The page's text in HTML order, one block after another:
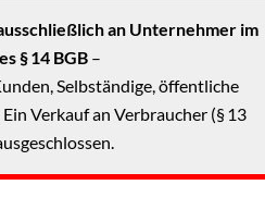
an Unternehmer im
§ 14 BGB –
Selbständige, öffentliche
Verkauf an Verbraucher (§ 13